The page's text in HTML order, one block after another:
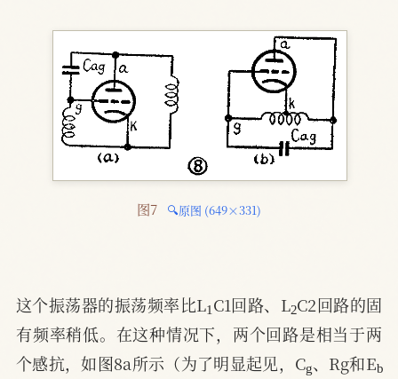
图7 🔍原图 (649×331)
这个振荡器的振荡频率比L C1回路、L C2回路的固
有频率稍低。在这种情况下，两个回路是相当于两
个感抗，如图8a所示（为了明显起见，Cg、Rg和Eb